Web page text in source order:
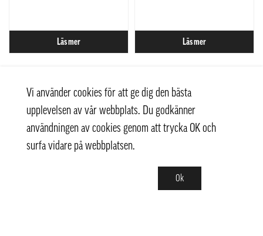
Läs mer Läs mer
Vi använder cookies för att ge dig den bästa
upplevelsen av vår webbplats. Du godkänner
användningen av cookies genom att trycka OK och
surfa vidare på webbplatsen.
Ok